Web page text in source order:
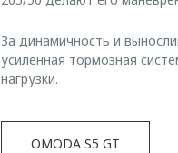
За динамичность и
усиленная тормозная
нагрузки.
OMODA S5 GT